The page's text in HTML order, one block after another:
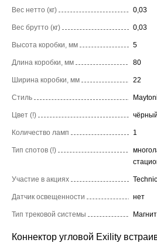
Вес нетто (кг) 0,03
Вес брутто (кг) 0,03
Высота коробки, мм 5
Длина коробки, мм 80
Ширина коробки, мм 22
Стиль
Цвет (!) чёрный
Количество ламп 1
Тип спотов (!)
Участие в акциях
Датчик освещенности нет
Тип трековой системы
Коннектор угловой Exility